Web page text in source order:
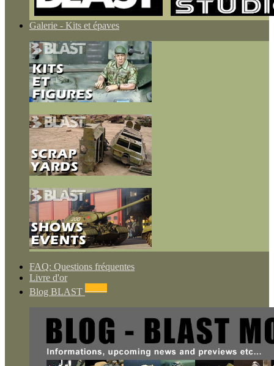
Galerie - Kits et épaves
FAQ: Questions fréquentes
Livre d'or
Blog BLAST